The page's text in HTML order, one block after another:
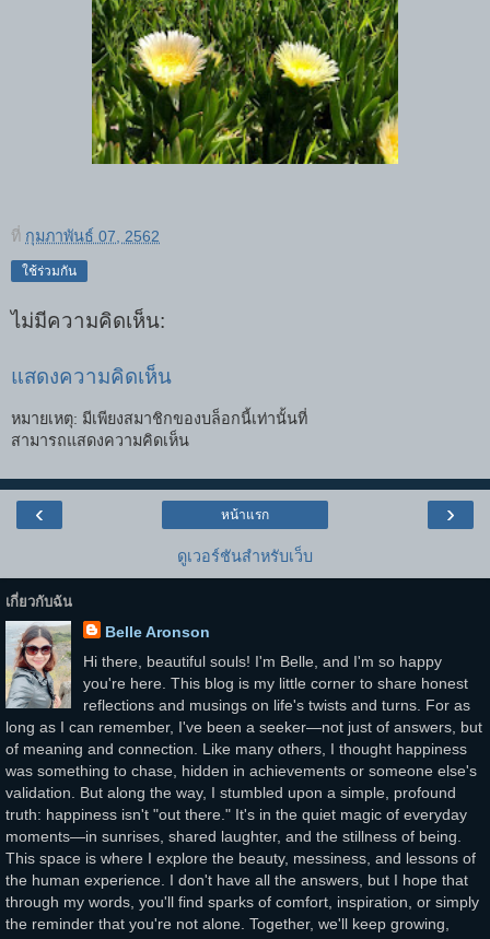
ที่ กุมภาพันธ์ 07, 2562
ใช้ร่วมกัน
ไม่มีความคิดเห็น:
แสดงความคิดเห็น
หมายเหตุ: มีเพียงสมาชิกของบล็อกนี้เท่านั้นที่
สามารถแสดงความคิดเห็น
‹ ›
หน้าแรก
ดูเวอร์ชันสำหรับเว็บ
เกี่ยวกับฉัน
Belle Aronson
Hi there, beautiful souls! I'm Belle, and I'm so happy
you're here. This blog is my little corner to share honest
reflections and musings on life's twists and turns. For as
long as I can remember, I've been a seeker—not just of answers, but
of meaning and connection. Like many others, I thought happiness
was something to chase, hidden in achievements or someone else's
validation. But along the way, I stumbled upon a simple, profound
truth: happiness isn't "out there." It's in the quiet magic of everyday
moments—in sunrises, shared laughter, and the stillness of being.
This space is where I explore the beauty, messiness, and lessons of
the human experience. I don't have all the answers, but I hope that
through my words, you'll find sparks of comfort, inspiration, or simply
the reminder that you're not alone. Together, we'll keep growing,